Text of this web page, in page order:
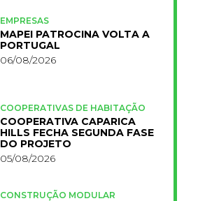
EMPRESAS
MAPEI PATROCINA VOLTA A
PORTUGAL
06/08/2026
COOPERATIVAS DE HABITAÇÃO
COOPERATIVA CAPARICA
HILLS FECHA SEGUNDA FASE
DO PROJETO
05/08/2026
CONSTRUÇÃO MODULAR